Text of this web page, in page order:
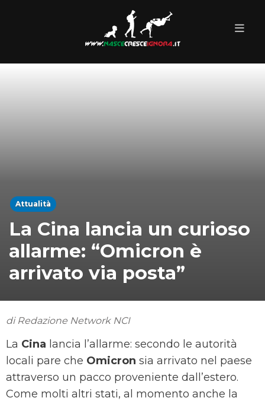
Attualità
La Cina lancia un curioso
allarme: “Omicron è
arrivato via posta”
di Redazione Network NCI
La Cina lancia l’allarme: secondo le autorità
locali pare che Omicron sia arrivato nel paese
attraverso un pacco proveniente dall’estero.
Come molti altri stati, al momento anche la